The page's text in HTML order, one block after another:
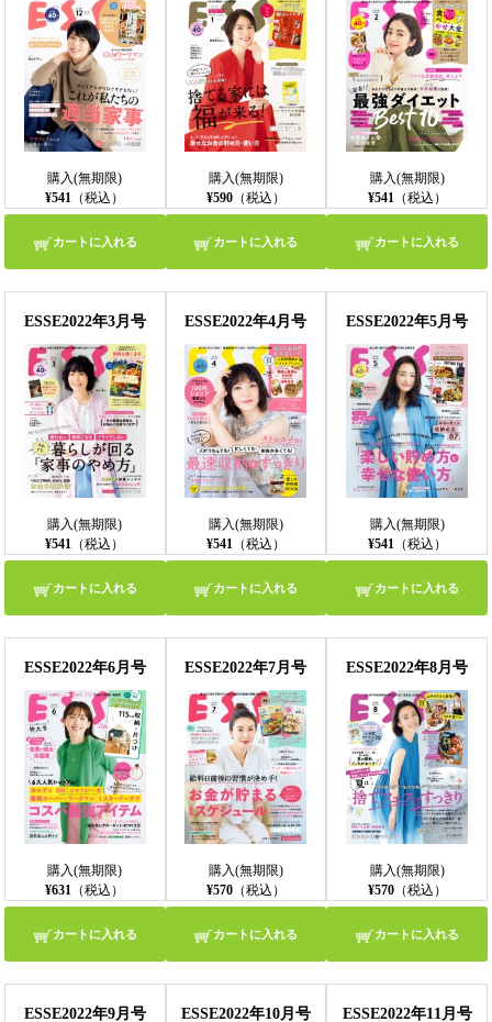
購入(無期限)
¥541 （税込）
カートに入れる
購入(無期限)
¥590（税込）
カートに入れる
購入(無期限)
¥541（税込）
カートに入れる
ESSE2022年3月号
購入(無期限)
¥541 （税込）
カートに入れる
ESSE2022年4月号
購入(無期限)
¥541（税込）
カートに入れる
ESSE2022年5月号
購入(無期限)
¥541（税込）
カートに入れる
ESSE2022年6月号
購入(無期限)
¥631 （税込）
カートに入れる
ESSE2022年7月号
購入(無期限)
¥570（税込）
カートに入れる
ESSE2022年8月号
購入(無期限)
¥570（税込）
カートに入れる
ESSE2022年9月号 ESSE2022年10月号 ESSE2022年11月号